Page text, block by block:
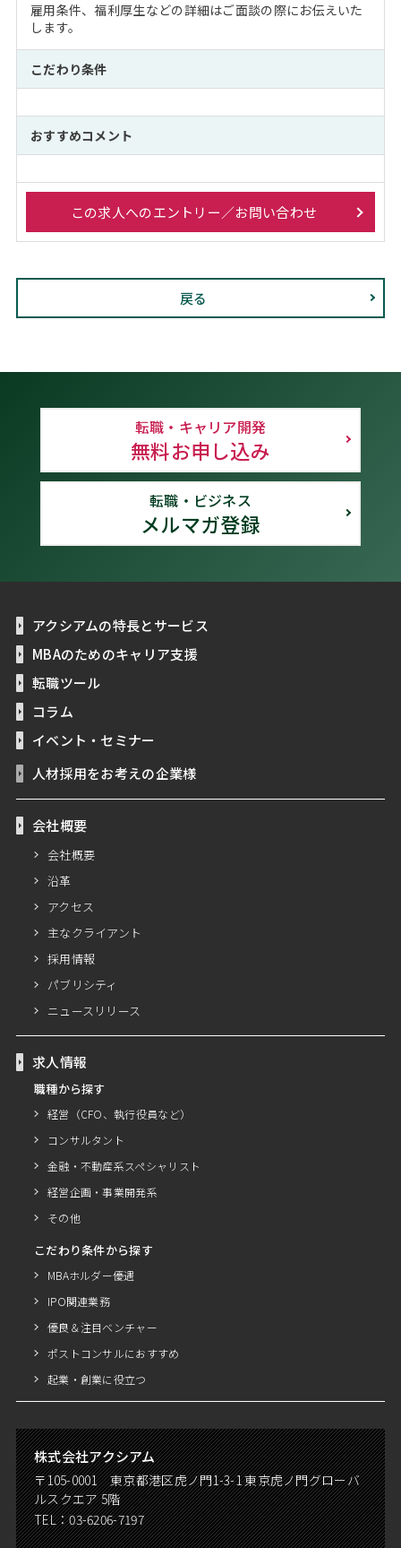
雇用条件、福利厚生などの詳細はご面談の際にお伝えいた
します。
こだわり条件
おすすめコメント
この求人へのエントリー／お問い合わせ
戻る
転職・キャリア開発
無料お申し込み
転職・ビジネス
メルマガ登録
アクシアムの特長とサービス
MBAのためのキャリア支援
転職ツール
コラム
イベント・セミナー
人材採用をお考えの企業様
会社概要
会社概要
沿革
アクセス
主なクライアント
採用情報
パブリシティ
ニュースリリース
求人情報
職種から探す
経営（CFO、執行役員など）
コンサルタント
金融・不動産系スペシャリスト
経営企画・事業開発系
その他
こだわり条件から探す
MBAホルダー優遇
IPO関連業務
優良＆注目ベンチャー
ポストコンサルにおすすめ
起業・創業に役立つ
株式会社アクシアム
〒105-0001 東京都港区虎ノ門1-3-1 東京虎ノ門グローバ
ルスクエア 5階
TEL：03-6206-7197